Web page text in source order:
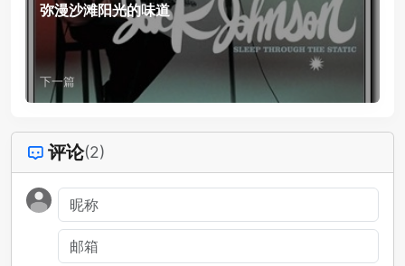
弥漫沙滩阳光的味道
下一篇
评论(2)